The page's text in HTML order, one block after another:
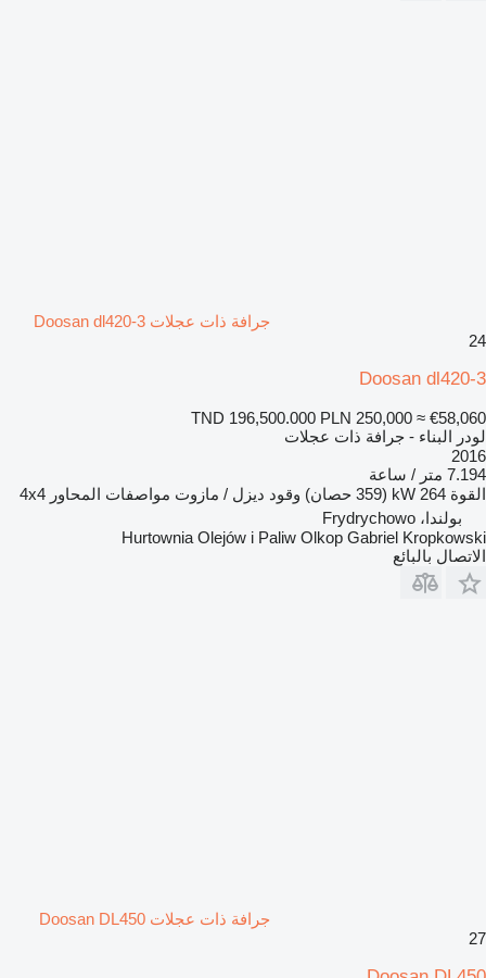
جرافة ذات عجلات Doosan dl420-3
24
Doosan dl420-3
TND 196,500.000 PLN 250,000 ≈ €58,060
لودر البناء - جرافة ذات عجلات
2016
7.194 متر / ساعة
القوة 264 kW (359 حصان) وقود ديزل / مازوت مواصفات المحاور 4x4
بولندا، Frydrychowo
Hurtownia Olejów i Paliw Olkop Gabriel Kropkowski
الاتصال بالبائع
جرافة ذات عجلات Doosan DL450
27